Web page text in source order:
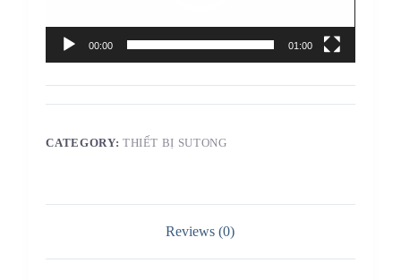
00:00 01:00
CATEGORY: THIẾT BỊ SUTONG
Reviews (0)